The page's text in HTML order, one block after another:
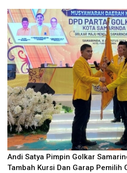
Andi Satya Pimpin Golkar
Tambah Kursi Dan Garap Pemilih